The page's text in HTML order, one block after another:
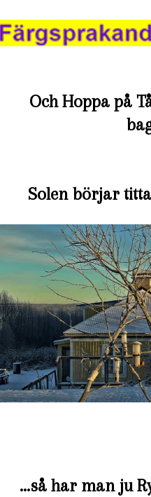
Och Hoppa på
Solen börjar
…så har man ju